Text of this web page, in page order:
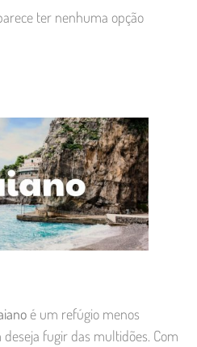
ter nenhuma opção
é um refúgio menos
fugir das multidões. Com